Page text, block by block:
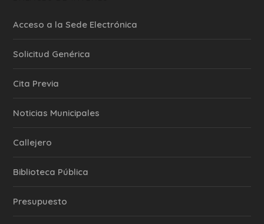
Acceso a la Sede Electrónica
Solicitud Genérica
Cita Previa
‎Noticias Municipales
Callejero
Biblioteca Pública
Presupuesto